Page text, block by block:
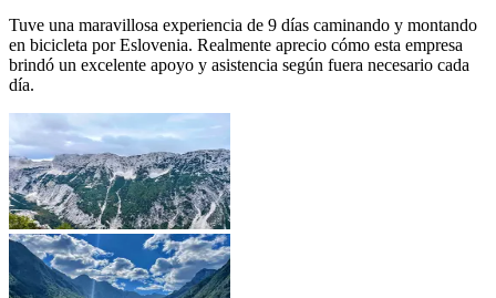
Tuve una maravillosa experiencia de 9 días caminando y montando
en bicicleta por Eslovenia. Realmente aprecio cómo esta empresa
brindó un excelente apoyo y asistencia según fuera necesario cada
día.